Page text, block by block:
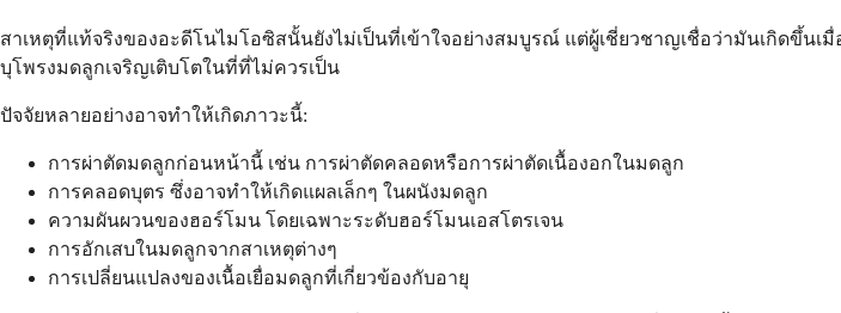
สาเหตุที่แท้จริงของอะดีโนไมโอซิสนั้นยังไม่เป็นที่เข้าใจอย่างสมบูรณ์ แต่ผู้เชี่ยวชาญเชื่อว่ามันเกิดขึ้นเ
บุโพรงมดลูกเจริญเติบโตในที่ที่ไม่ควรเป็น
ปัจจัยหลายอย่างอาจทำให้เกิดภาวะนี้:
การผ่าตัดมดลูกก่อนหน้านี้ เช่น การผ่าตัดคลอดหรือการผ่าตัดเนื้องอกในมดลูก
การคลอดบุตร ซึ่งอาจทำให้เกิดแผลเล็กๆ ในผนังมดลูก
ความผันผวนของฮอร์โมน โดยเฉพาะระดับฮอร์โมนเอสโตรเจน
การอักเสบในมดลูกจากสาเหตุต่างๆ
การเปลี่ยนแปลงของเนื้อเยื่อมดลูกที่เกี่ยวข้องกับอายุ